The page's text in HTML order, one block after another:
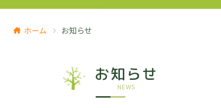
ホーム お知らせ
お知らせ
NEWS